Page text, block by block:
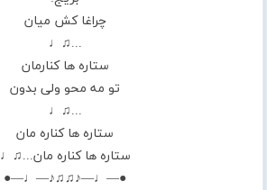
چراغا کش میان
...♫♩
ستاره ها کنارمان
تو مه محو ولی بدون
...♫♩
ستاره ها کناره مان
ستاره ها کناره مان...♫♩
●—♩—♪♫♫♪—♩—●